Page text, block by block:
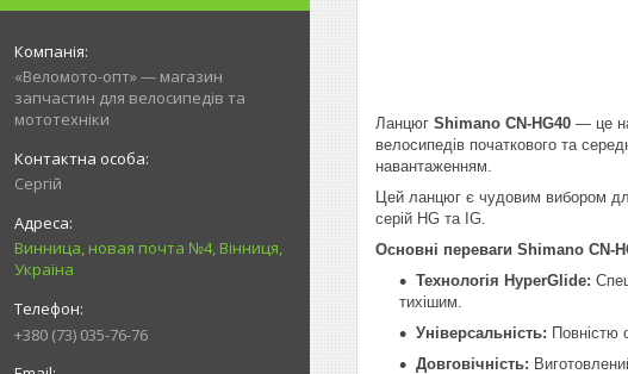
«Веломото-опт» — магазин
запчастин для велосипедів та
мототехніки
Сергій
Винница, новая почта №4, Вінниця,
Україна
+380 (73) 035-76-76
Ланцюг Shimano CN-HG40 — це
велосипедів початкового та
навантаженням.
Цей ланцюг є чудовим вибором
серій HG та IG.
Основні переваги Shimano CN-
Технологія HyperGlide:
тихішим.
Універсальність: Повністю
Довговічність: